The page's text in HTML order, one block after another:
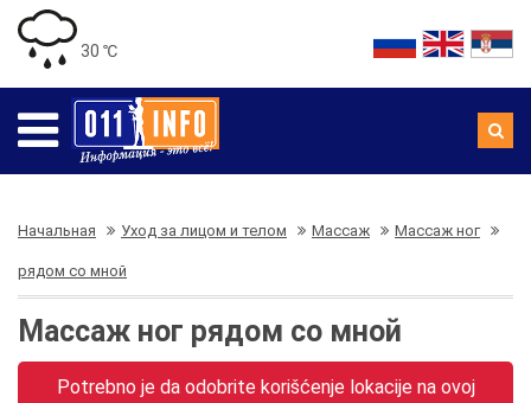
30 ℃
Начальная Уход за лицом и телом Массаж Массаж ног
рядом со мной
Массаж ног рядом со мной
Potrebno je da odobrite korišćenje lokacije na ovoj